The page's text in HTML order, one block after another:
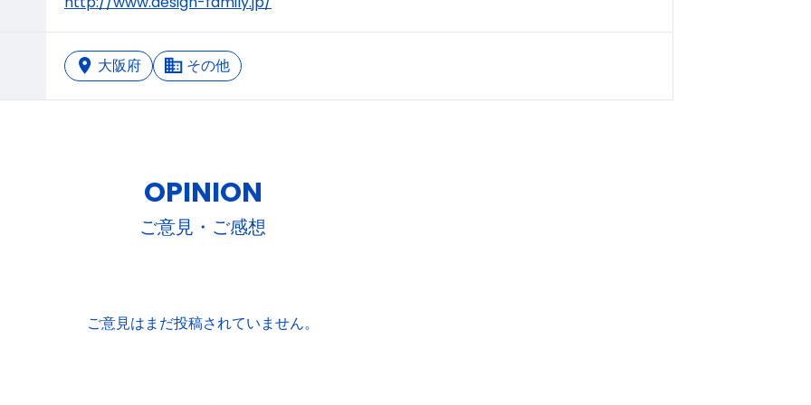
大阪府 その他
OPINION
ご意見・ご感想
ご意見はまだ投稿されていません。